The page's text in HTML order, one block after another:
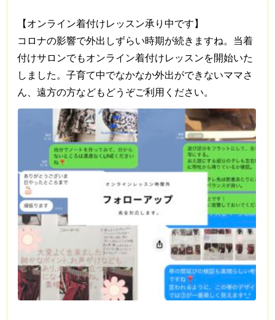
【オンライン着付けレッスン承り中です】
コロナの影響で外出しずらい時期が続きますね。当着
付けサロンでもオンライン着付けレッスンを開始いた
しました。子育て中でなかなか外出ができないママさ
ん、遠方の方などもどうぞご利用ください。